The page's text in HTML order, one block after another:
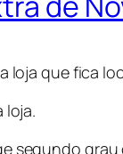
que fica
loja.
segundo